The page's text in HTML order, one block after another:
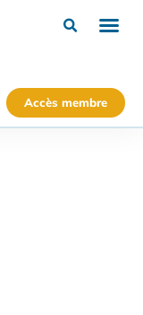
Accès membre